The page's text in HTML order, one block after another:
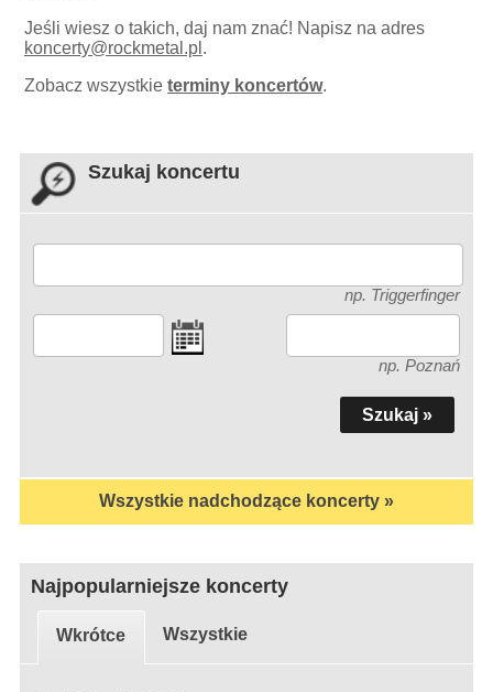
Jeśli wiesz o takich, daj nam znać! Napisz na adres
koncerty@rockmetal.pl .
Zobacz wszystkieterminy koncertów.
Szukaj koncertu
np. Triggerfinger
np. Poznań
Wszystkie nadchodzące koncerty »
Najpopularniejsze koncerty
Wkrótce Wszystkie